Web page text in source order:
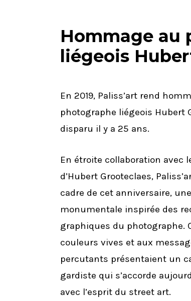
Hommage au
liégeois
En 2019, Paliss’art rend
photographe liégeois Hubert
disparu il y a 25 ans.
En étroite collaboration avec
d’Hubert Grooteclaes,
cadre de cet anniversaire,
monumentale inspirée des
graphiques du photographe.
couleurs vives et aux
percutants présentaient un
gardiste qui s’accorde
avec l’esprit du street art.